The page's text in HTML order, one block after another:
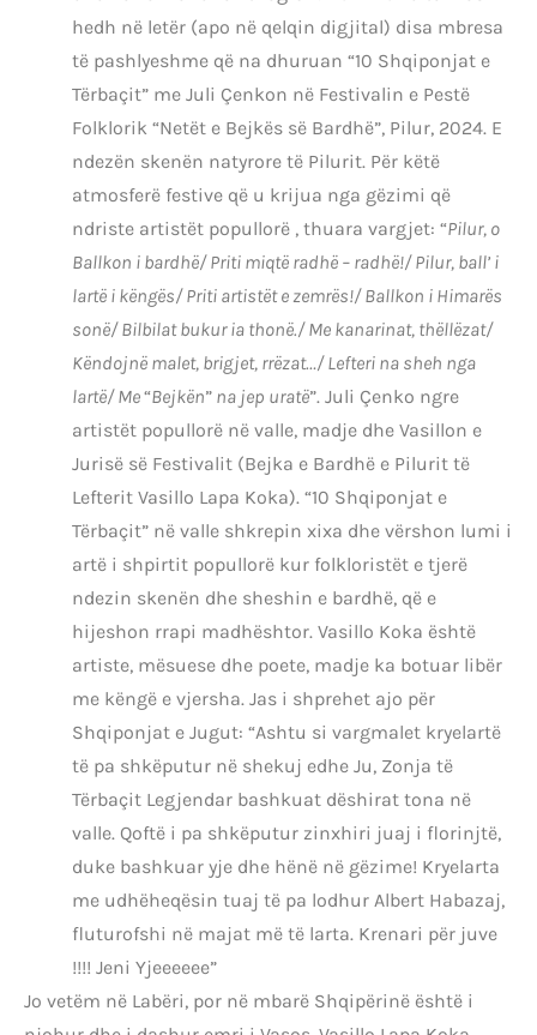
hedh në letër (apo në qelqin digjital) disa mbresa
të pashlyeshme që na dhuruan “10 Shqiponjat e
Tërbaçit” me Juli Çenkon në Festivalin e Pestë
Folklorik “Netët e Bejkës së Bardhë”, Pilur, 2024. E
ndezën skenën natyrore të Pilurit. Për këtë
atmosferë festive që u krijua nga gëzimi që
ndriste artistët popullorë , thuara vargjet: “Pilur, o
Ballkon i bardhë/ Priti miqtë radhë – radhë!/ Pilur, ball’ i
lartë i këngës/ Priti artistët e zemrës!/ Ballkon i Himarës
sonë/ Bilbilat bukur ia thonë./ Me kanarinat, thëllëzat/
Këndojnë malet, brigjet, rrëzat…/ Lefteri na sheh nga
lartë/ Me“Bejkën” na jep uratë”. Juli Çenko ngre
artistët popullorë në valle, madje dhe Vasillon e
Jurisë së Festivalit (Bejka e Bardhë e Pilurit të
Lefterit Vasillo Lapa Koka). “10 Shqiponjat e
Tërbaçit” në valle shkrepin xixa dhe vërshon lumi i
artë i shpirtit popullorë kur folkloristët e tjerë
ndezin skenën dhe sheshin e bardhë, që e
hijeshon rrapi madhështor. Vasillo Koka është
artiste, mësuese dhe poete, madje ka botuar libër
me këngë e vjersha. Jas i shprehet ajo për
Shqiponjat e Jugut: “Ashtu si vargmalet kryelartë
të pa shkëputur në shekuj edhe Ju, Zonja të
Tërbaçit Legjendar bashkuat dëshirat tona në
valle. Qoftë i pa shkëputur zinxhiri juaj i florinjtë,
duke bashkuar yje dhe hënë në gëzime! Kryelarta
me udhëheqësin tuaj të pa lodhur Albert Habazaj,
fluturofshi në majat më të larta. Krenari për juve
!!!! Jeni Yjeeeeee”
Jo vetëm në Labëri, por në mbarë Shqipërinë është i